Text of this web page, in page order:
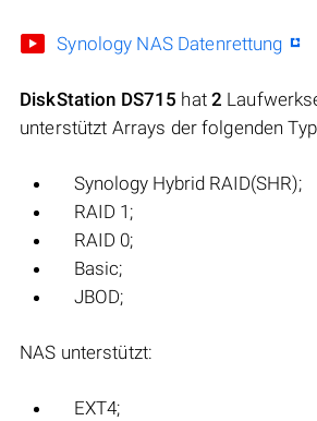
Synology NAS Datenrettung
DiskStation DS715 hat 2
unterstützt Arrays der folgenden
Synology Hybrid RAID(SHR);
RAID 1;
RAID 0;
Basic;
JBOD;
NAS unterstützt:
EXT4;